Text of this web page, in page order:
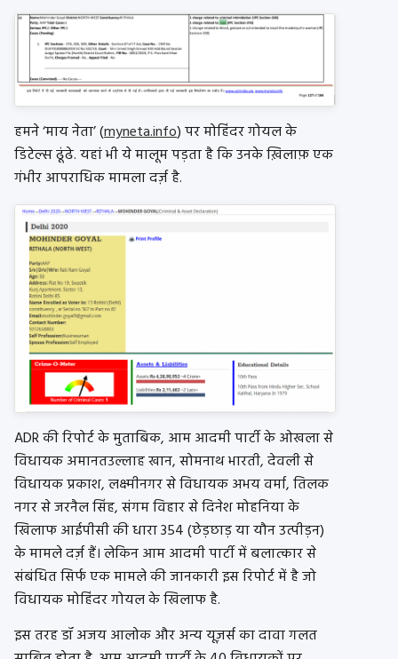
हमने ‘माय नेता’ (myneta.info) पर मोहिंदर गोयल के
डिटेल्स ढूंढे. यहां भी ये मालूम पड़ता है कि उनके ख़िलाफ़ एक
गंभीर आपराधिक मामला दर्ज़ है.
ADR की रिपोर्ट के मुताबिक, आम आदमी पार्टी के ओखला से
विधायक अमानतउल्लाह खान, सोमनाथ भारती, देवली से
विधायक प्रकाश, लक्ष्मीनगर से विधायक अभय वर्मा, तिलक
नगर से जरनैल सिंह, संगम विहार से दिनेश मोहनिया के
खिलाफ आईपीसी की धारा 354 (छेड़छाड़ या यौन उत्पीड़न)
के मामले दर्ज़ हैं। लेकिन आम आदमी पार्टी में बलात्कार से
संबंधित सिर्फ एक मामले की जानकारी इस रिपोर्ट में है जो
विधायक मोहिंदर गोयल के खिलाफ है.
इस तरह डॉ अजय आलोक और अन्य यूज़र्स का दावा गलत